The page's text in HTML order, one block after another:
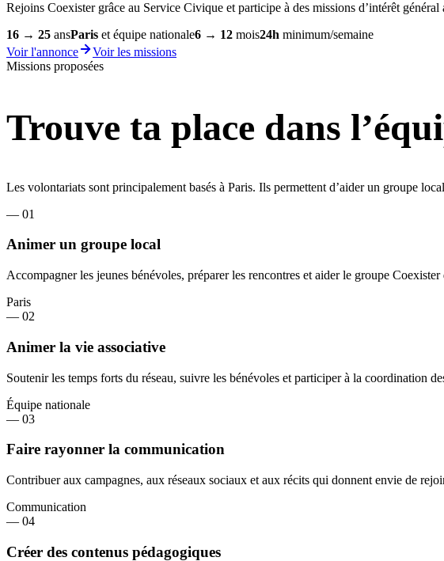
Rejoins Coexister grâce au Service Civique et participe à des missions d’intérêt
16 → 25 ansParis et équipe nationale6 → 12 mois24h minimum/semaine
Voir l'annonce
Voir les missions
Missions proposées
Trouve ta place dans
Les volontariats sont principalement basés à Paris. Ils permettent d’aider un groupe
— 01
Animer un groupe local
Accompagner les jeunes bénévoles, préparer les rencontres et aider le groupe
Paris
— 02
Animer la vie associative
Soutenir les temps forts du réseau, suivre les bénévoles et participer à la coordination
Équipe nationale
— 03
Faire rayonner la communication
Contribuer aux campagnes, aux réseaux sociaux et aux récits qui donnent envie de
Communication
— 04
Créer des contenus pédagogiques